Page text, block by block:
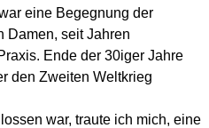
eine Begegnung der
Damen, seit Jahren
Ende der 30iger Jahre
den Zweiten Weltkrieg
war, traute ich mich, eine